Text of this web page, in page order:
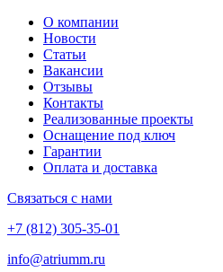
О компании
Новости
Статьи
Вакансии
Отзывы
Контакты
Реализованные проекты
Оснащение под ключ
Гарантии
Оплата и доставка
Связаться с нами
+7 (812) 305-35-01
info@atriumm.ru